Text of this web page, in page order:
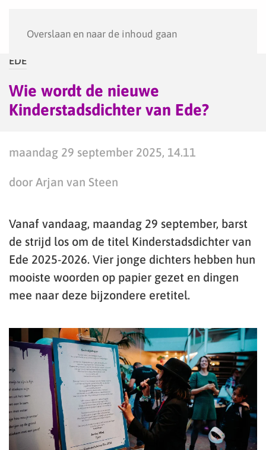
Overslaan en naar de inhoud gaan
EDE
Wie wordt de nieuwe
Kinderstadsdichter van Ede?
maandag 29 september 2025, 14.11
door Arjan van Steen
Vanaf vandaag, maandag 29 september, barst
de strijd los om de titel Kinderstadsdichter van
Ede 2025-2026. Vier jonge dichters hebben hun
mooiste woorden op papier gezet en dingen
mee naar deze bijzondere eretitel.